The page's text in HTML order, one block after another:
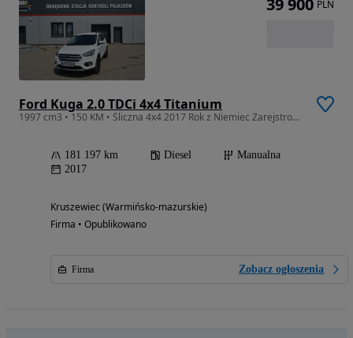
Ford Kuga 2.0 TDCi 4x4 Titanium
1997 cm3 • 150 KM • Śliczna 4x4 2017 Rok z Niemiec Zarejstrowany
181 197 km Diesel
Manualna
2017
Kruszewiec (Warmińsko-mazurskie)
Firma • Opublikowano
Firma Zobacz ogłoszenia
39 900 PLN